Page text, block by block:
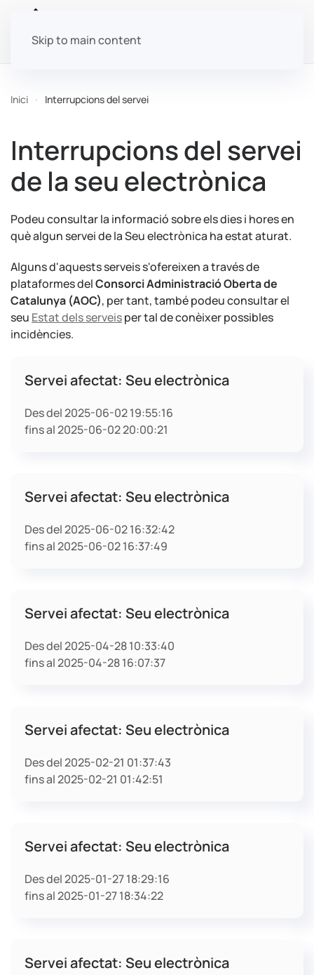
Skip to main content
Inici Interrupcions del servei
Interrupcions del servei
de la seu electrònica
Podeu consultar la informació sobre els dies i hores en
què algun servei de la Seu electrònica ha estat aturat.
Alguns d'aquests serveis s'ofereixen a través de
plataformes delConsorci Administració Oberta de
Catalunya (AOC), per tant, també podeu consultar el
seu Estat dels serveisper tal de conèixer possibles
incidències.
Servei afectat: Seu electrònica
Des del 2025-06-02 19:55:16
fins al 2025-06-02 20:00:21
Servei afectat: Seu electrònica
Des del 2025-06-02 16:32:42
fins al 2025-06-02 16:37:49
Servei afectat: Seu electrònica
Des del 2025-04-28 10:33:40
fins al 2025-04-28 16:07:37
Servei afectat: Seu electrònica
Des del 2025-02-21 01:37:43
fins al 2025-02-21 01:42:51
Servei afectat: Seu electrònica
Des del 2025-01-27 18:29:16
fins al 2025-01-27 18:34:22
Servei afectat: Seu electrònica